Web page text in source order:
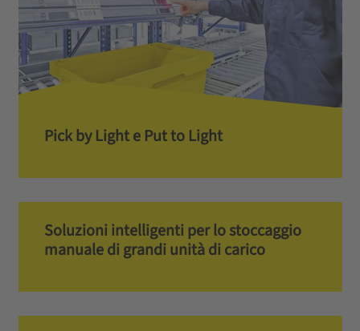
Pick by Light e Put to Light
Soluzioni intelligenti per lo stoccaggio
manuale di grandi unità di carico